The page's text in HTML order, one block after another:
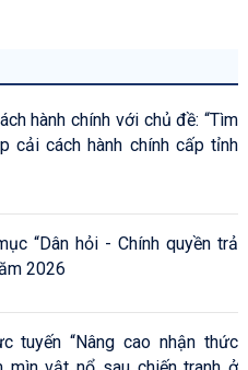
hành chính với chủ đề: “Tìm
cải cách hành chính cấp tỉnh
“Dân hỏi - Chính quyền trả
2026
tuyến “Nâng cao nhận thức